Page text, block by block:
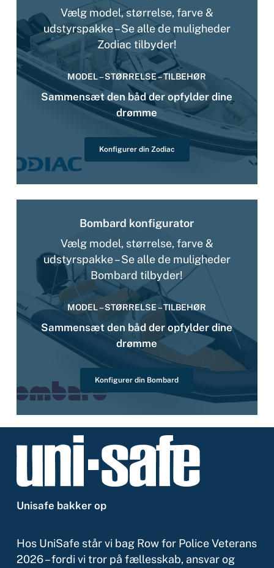
Vælg model, størrelse, farve &
udstyrspakke – Se alle de muligheder
Zodiac tilbyder!
MODEL – STØRRELSE – TILBEHØR
Sammensæt den båd der opfylder dine
drømme
Konfigurer din Zodiac
Bombard konfigurator
Vælg model, størrelse, farve &
udstyrspakke – Se alle de muligheder
Bombard tilbyder!
MODEL – STØRRELSE – TILBEHØR
Sammensæt den båd der opfylder dine
drømme
Konfigurer din Bombard
Unisafe bakker op
Hos UniSafe står vi bag Row for Police Veterans
2026 – fordi vi tror på fællesskab, ansvar og